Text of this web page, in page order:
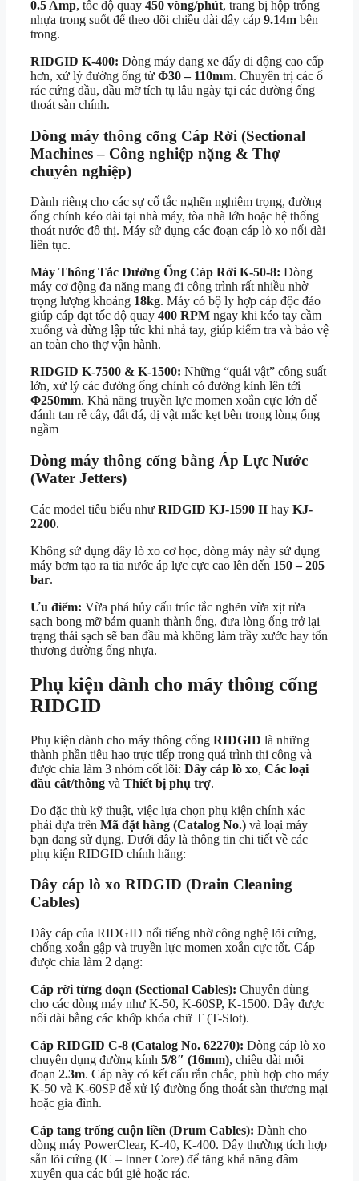
0.5 Amp, tốc độ quay 450 vòng/phút, trang bị hộp trống
nhựa trong suốt để theo dõi chiều dài dây cáp 9.14m bên
trong.
RIDGID K-400: Dòng máy dạng xe đẩy di động cao cấp
hơn, xử lý đường ống từ Φ30 – 110mm. Chuyên trị các ổ
rác cứng đầu, dầu mỡ tích tụ lâu ngày tại các đường ống
thoát sàn chính.
Dòng máy thông cống Cáp Rời (Sectional
Machines – Công nghiệp nặng & Thợ
chuyên nghiệp)
Dành riêng cho các sự cố tắc nghẽn nghiêm trọng, đường
ống chính kéo dài tại nhà máy, tòa nhà lớn hoặc hệ thống
thoát nước đô thị. Máy sử dụng các đoạn cáp lò xo nối dài
liên tục.
Máy Thông Tắc Đường Ống Cáp Rời K-50-8: Dòng
máy cơ động đa năng mang đi công trình rất nhiều nhờ
trọng lượng khoảng 18kg. Máy có bộ ly hợp cáp độc đáo
giúp cáp đạt tốc độ quay 400 RPM ngay khi kéo tay cầm
xuống và dừng lập tức khi nhả tay, giúp kiểm tra và bảo vệ
an toàn cho thợ vận hành.
RIDGID K-7500 & K-1500: Những “quái vật” công suất
lớn, xử lý các đường ống chính có đường kính lên tới
Φ250mm. Khả năng truyền lực momen xoắn cực lớn để
đánh tan rễ cây, đất đá, dị vật mắc kẹt bên trong lòng ống
ngầm
Dòng máy thông cống bằng Áp Lực Nước
(Water Jetters)
Các model tiêu biểu như RIDGID KJ-1590 II hay KJ-
2200.
Không sử dụng dây lò xo cơ học, dòng máy này sử dụng
máy bơm tạo ra tia nước áp lực cực cao lên đến 150 – 205
bar.
Ưu điểm: Vừa phá hủy cấu trúc tắc nghẽn vừa xịt rửa
sạch bong mỡ bám quanh thành ống, đưa lòng ống trở lại
trạng thái sạch sẽ ban đầu mà không làm trầy xước hay tổn
thương đường ống nhựa.
Phụ kiện dành cho máy thông cống
RIDGID
Phụ kiện dành cho máy thông cống RIDGID là những
thành phần tiêu hao trực tiếp trong quá trình thi công và
được chia làm 3 nhóm cốt lõi: Dây cáp lò xo, Các loại
đầu cắt/thông và Thiết bị phụ trợ.
Do đặc thù kỹ thuật, việc lựa chọn phụ kiện chính xác
phải dựa trên Mã đặt hàng (Catalog No.) và loại máy
bạn đang sử dụng. Dưới đây là thông tin chi tiết về các
phụ kiện RIDGID chính hãng:
Dây cáp lò xo RIDGID (Drain Cleaning
Cables)
Dây cáp của RIDGID nổi tiếng nhờ công nghệ lõi cứng,
chống xoắn gập và truyền lực momen xoắn cực tốt. Cáp
được chia làm 2 dạng:
Cáp rời từng đoạn (Sectional Cables): Chuyên dùng
cho các dòng máy như K-50, K-60SP, K-1500. Dây được
nối dài bằng các khớp khóa chữ T (T-Slot).
Cáp RIDGID C-8 (Catalog No. 62270): Dòng cáp lò xo
chuyên dụng đường kính 5/8″ (16mm), chiều dài mỗi
đoạn 2.3m. Cáp này có kết cấu rắn chắc, phù hợp cho máy
K-50 và K-60SP để xử lý đường ống thoát sàn thương mại
hoặc gia đình.
Cáp tang trống cuộn liền (Drum Cables): Dành cho
dòng máy PowerClear, K-40, K-400. Dây thường tích hợp
sẵn lõi cứng (IC – Inner Core) để tăng khả năng đâm
xuyên qua các búi giẻ hoặc rác.